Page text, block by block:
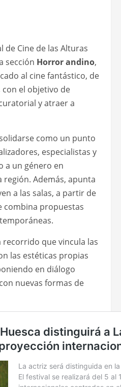
de Cine de las Alturas
sección Horror andino,
al cine fantástico, de
el objetivo de
y atraer a
como un punto
especialistas y
a un género en
Además, apunta
a las salas, a partir de
combina propuestas
que vincula las
las estéticas propias
en diálogo
nuevas formas de